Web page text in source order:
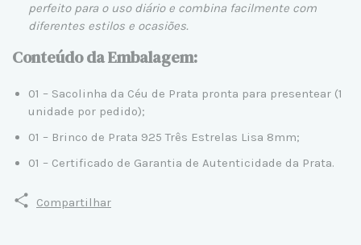
perfeito para o uso diário e combina facilmente com
diferentes estilos e ocasiões.
Conteúdo da Embalagem:
01 – Sacolinha da Céu de Prata pronta para presentear (1
unidade por pedido);
01 – Brinco de Prata 925 Três Estrelas Lisa 8mm;
01 – Certificado de Garantia de Autenticidade da Prata.
Compartilhar